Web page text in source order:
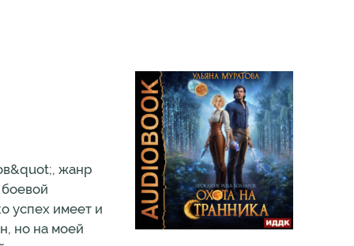
жанр
успех имеет и
но на моей